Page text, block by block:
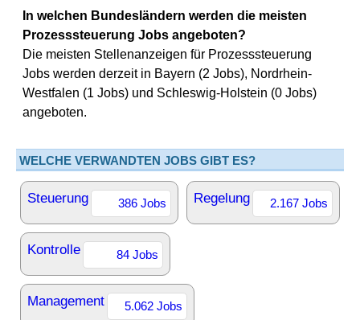
In welchen Bundesländern werden die meisten
Prozesssteuerung Jobs angeboten?
Die meisten Stellenanzeigen für Prozesssteuerung
Jobs werden derzeit in Bayern (2 Jobs), Nordrhein-
Westfalen (1 Jobs) und Schleswig-Holstein (0 Jobs)
angeboten.
WELCHE VERWANDTEN JOBS GIBT ES?
Steuerung 386 Jobs Regelung 2.167 Jobs
Kontrolle 84 Jobs
Management 5.062 Jobs